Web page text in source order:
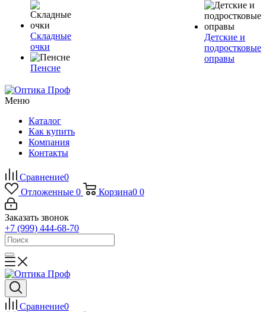
Складные
очки
Пенсне
Детские и
подростковые
оправы
Меню
Каталог
Как купить
Компания
Контакты
Сравнение0
Отложенные 0 Корзина0 0
Заказать звонок
+7 (999) 444-68-70
Сравнение0